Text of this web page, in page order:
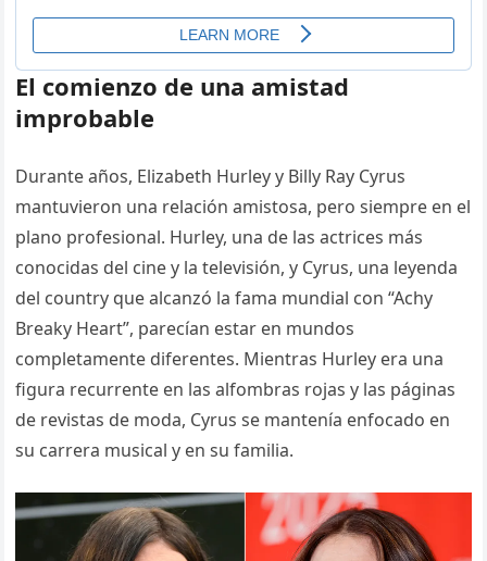
El comienzo de una amistad
improbable
Durante años, Elizabeth Hurley y Billy Ray Cyrus
mantuvieron una relación amistosa, pero siempre en el
plano profesional. Hurley, una de las actrices más
conocidas del cine y la televisión, y Cyrus, una leyenda
del country que alcanzó la fama mundial con “Achy
Breaky Heart”, parecían estar en mundos
completamente diferentes. Mientras Hurley era una
figura recurrente en las alfombras rojas y las páginas
de revistas de moda, Cyrus se mantenía enfocado en
su carrera musical y en su familia.